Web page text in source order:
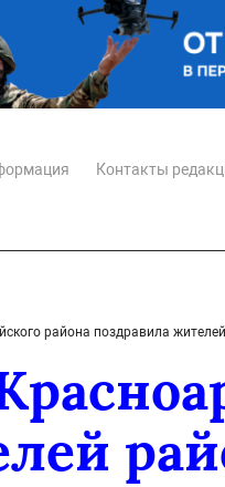
Контакты
района поздравила